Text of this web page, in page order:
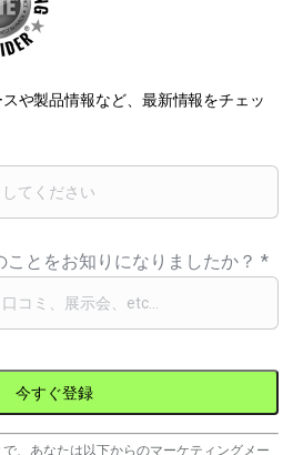
や製品情報など、最新情報をチェッ
ことをお知りになりましたか？*
、あなたは以下からのマーケティングメー